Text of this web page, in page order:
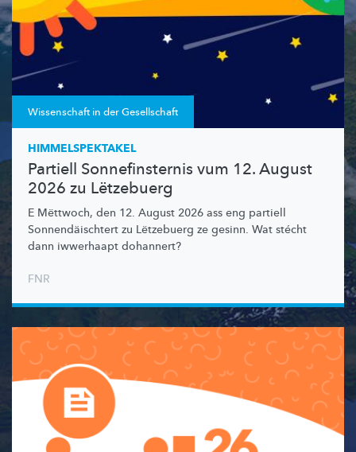
Wissenschaft in der Gesellschaft
HIMMELSPEKTAKEL
Partiell Sonnefinsternis vum 12. August
2026 zu Lëtzebuerg
E Mëttwoch, den 12. August 2026 ass eng partiell
Sonnendäischtert zu Lëtzebuerg ze gesinn. Wat stécht
dann iwwerhaapt dohannert?
FNR